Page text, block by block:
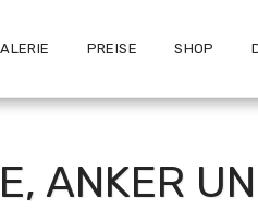
PREISE SHOP
ANKER